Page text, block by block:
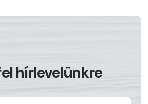
hírlevelünkre